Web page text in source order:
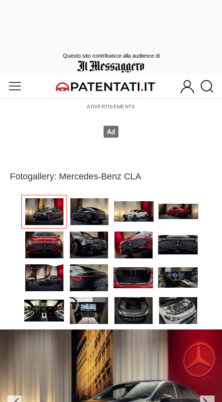
Fotogallery: Mercedes-Benz CLA
Questo sito contribuisce alla audience di